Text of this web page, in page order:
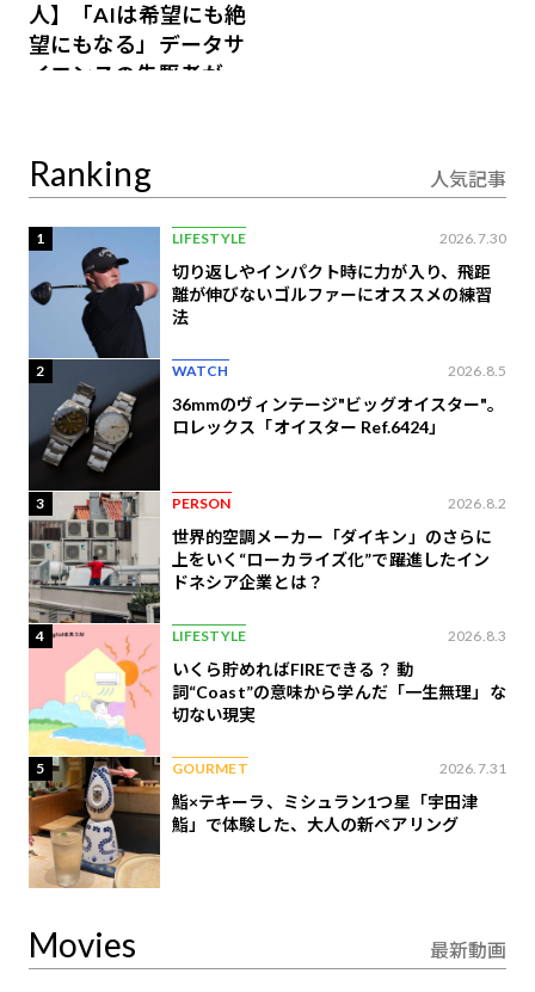
人】「AIは希望にも絶
望にもなる」データサ
イエンスの先駆者が語
Ranking 人気記事
1 LIFESTYLE 2026.7.30
切り返しやインパクト時に力が入り、飛距
離が伸びないゴルファーにオススメの練習
法
2 WATCH 2026.8.5
36mmのヴィンテージ"ビッグオイスター"。
ロレックス「オイスター Ref.6424」
3 PERSON 2026.8.2
世界的空調メーカー「ダイキン」のさらに
上をいく“ローカライズ化”で躍進したイン
ドネシア企業とは？
4 LIFESTYLE 2026.8.3
いくら貯めればFIREできる？ 動
詞“Coast”の意味から学んだ「一生無理」な
切ない現実
5 GOURMET 2026.7.31
鮨×テキーラ、ミシュラン1つ星「宇田津
鮨」で体験した、大人の新ペアリング
Movies 最新動画